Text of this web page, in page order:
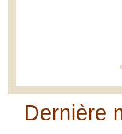
Dernière